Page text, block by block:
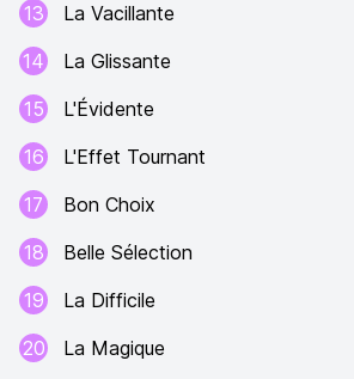
13
La Vacillante
14
La Glissante
15
L'Évidente
16
L'Effet Tournant
17
Bon Choix
18
Belle Sélection
19
La Difficile
20
La Magique